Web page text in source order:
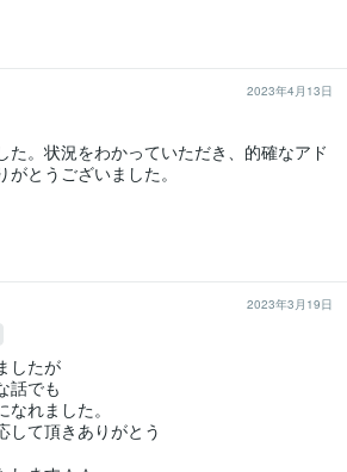
2023年4月13日
た。状況をわかっていただき、的確なアド
とうございました。
2023年3月19日
したが
話でも
れました。
して頂きありがとう